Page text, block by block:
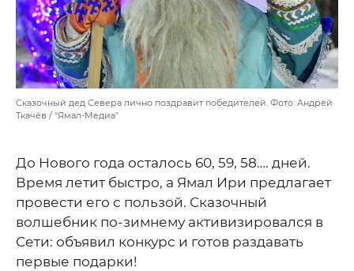
Сказочный дед Севера лично поздравит победителей. Фото: Андрей
Ткачёв / "Ямал-Медиа"
До Нового года осталось 60, 59, 58…. дней.
Время летит быстро, а Ямал Ири предлагает
провести его с пользой. Сказочный
волшебник по-зимнему активизировался в
Сети: объявил конкурс и готов раздавать
первые подарки!